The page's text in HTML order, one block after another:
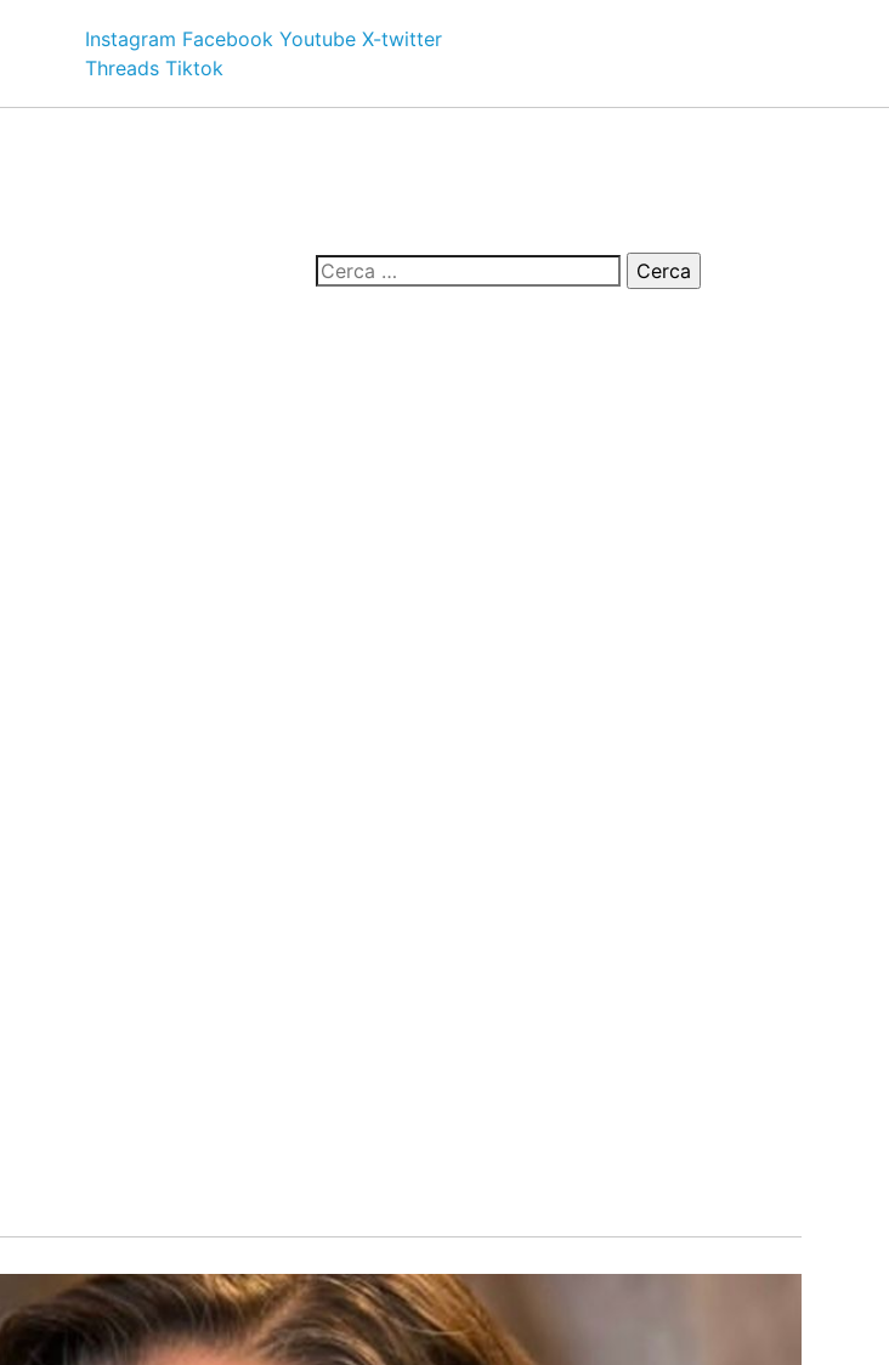
Instagram Facebook Youtube X-twitter
Threads Tiktok